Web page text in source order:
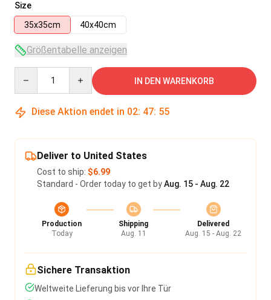
Size
35x35cm
40x40cm
Größentabelle anzeigen
IN DEN WARENKORB
Diese Aktion endet in 02: 47: 54
Deliver to United States
Cost to ship: $6.99
Standard - Order today to get byAug. 15 - Aug. 22
Production
Today
Shipping
Aug. 11
Delivered
Aug. 15 - Aug. 22
Sichere Transaktion
Weltweite Lieferung bis vor Ihre Tür